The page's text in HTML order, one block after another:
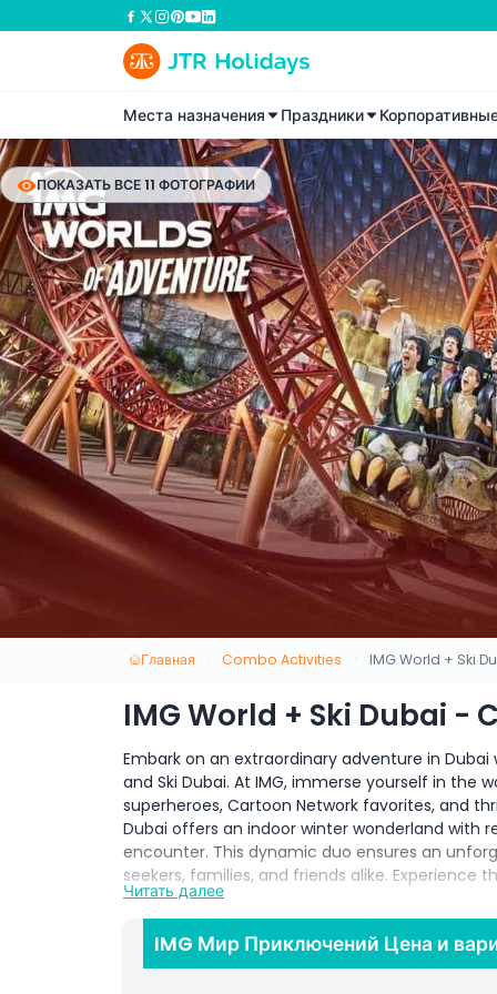
Места назначения Праздники
ПОКАЗАТЬ ВСЕ 11 ФОТОГРАФИИ
Главная Combo Activities IMG World + Ski
IMG World + Ski Dubai -
Embark on an extraordinary adventure in
and Ski Dubai. At IMG, immerse yourself in the
superheroes, Cartoon Network favorites, and
Dubai offers an indoor winter wonderland with
encounter. This dynamic duo ensures an
seekers, families, and friends alike.
Ticket & Admission Guidelines:
The tickets have a minimum validity period
days.
Читать далее
IMG Мир Приключений Цена и